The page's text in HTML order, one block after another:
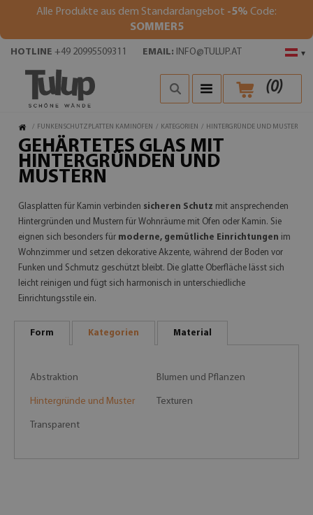
Alle Produkte aus dem Standardangebot -5% Code:
SOMMER5
▾
HOTLINE +49 20995509311 EMAIL: INFO@TULUP.AT
(0)
/ FUNKENSCHUTZPLATTEN KAMINÖFEN / KATEGORIEN / HINTERGRÜNDE UND MUSTER
GEHÄRTETES GLAS MIT
HINTERGRÜNDEN UND
MUSTERN
Glasplatten für Kamin verbinden sicheren Schutz mit ansprechenden
Hintergründen und Mustern für Wohnräume mit Ofen oder Kamin. Sie
eignen sich besonders für moderne, gemütliche Einrichtungen im
Wohnzimmer und setzen dekorative Akzente, während der Boden vor
Funken und Schmutz geschützt bleibt. Die glatte Oberfläche lässt sich
leicht reinigen und fügt sich harmonisch in unterschiedliche
Einrichtungsstile ein.
Form Kategorien Material
Abstraktion Blumen und Pflanzen
Hintergründe und Muster Texturen
Transparent